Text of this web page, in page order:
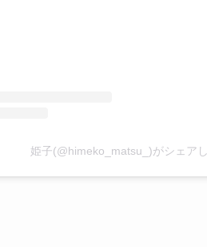
姫子(@himeko_matsu_)がシェア